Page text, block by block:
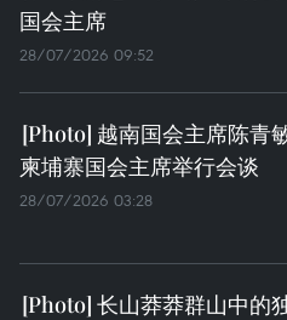
国会主席
28/07/2026 09:52
越南国会主席陈青
柬埔寨国会主席举行会谈
28/07/2026 03:28
长山莽莽群山中的